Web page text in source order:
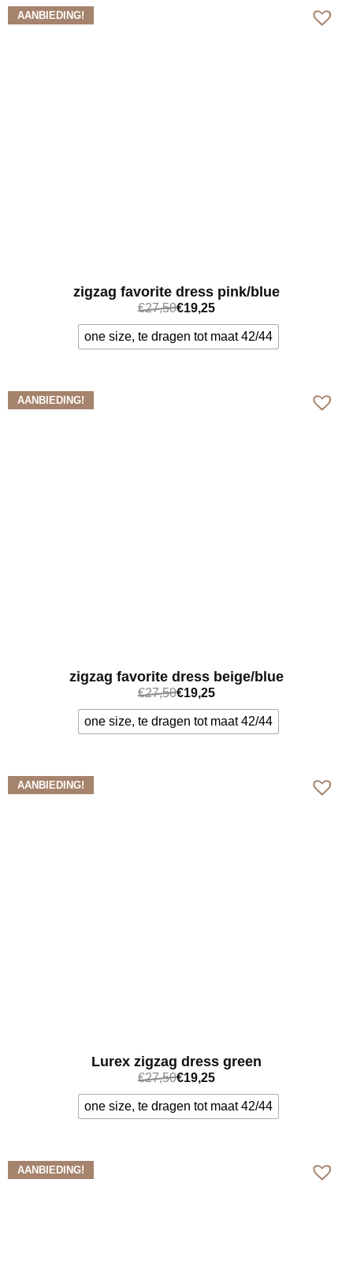
AANBIEDING!
zigzag favorite dress pink/blue
€27,50€19,25
one size, te dragen tot maat 42/44
AANBIEDING!
zigzag favorite dress beige/blue
€27,50€19,25
one size, te dragen tot maat 42/44
AANBIEDING!
Lurex zigzag dress green
€27,50€19,25
one size, te dragen tot maat 42/44
AANBIEDING!